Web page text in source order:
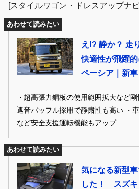
[スタイルワゴン・ドレスアップナ
あわせて読みたい
え!? 静か？ 走
快適性が飛躍
ペーシア｜新
・超高張力鋼板の使用範囲拡大など
遮音バッフル採用で静粛性も高い ・
など安全支援運転機能もアップ
あわせて読みたい
気になる新型
した！ スズキ